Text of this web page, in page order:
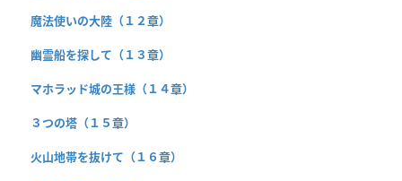
魔法使いの大陸（１２章）
幽霊船を探して（１３章）
マホラッド城の王様（１４章）
３つの塔（１５章）
火山地帯を抜けて（１６章）